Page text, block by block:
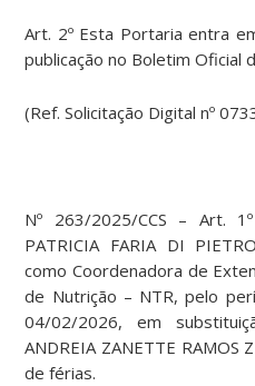
Art. 2º Esta Portaria entra
publicação no Boletim Oficial
(Ref. Solicitação Digital nº
Nº 263/2025/CCS – Art.
PATRICIA FARIA DI
como Coordenadora de
de Nutrição – NTR, pelo
04/02/2026, em
ANDREIA ZANETTE RAMOS
de férias.